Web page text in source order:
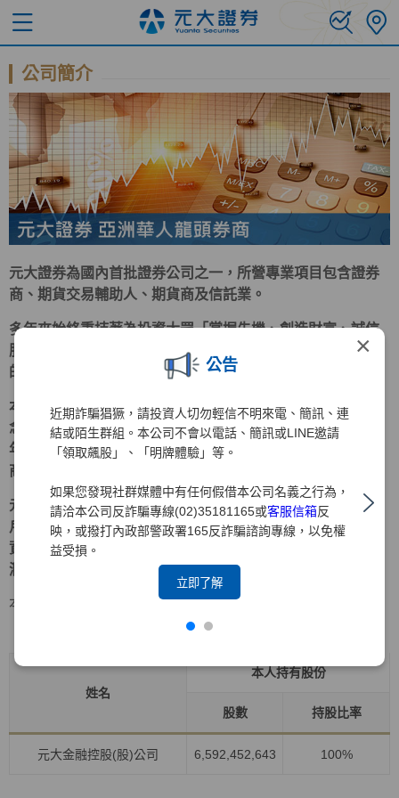
×
公告
近期詐騙猖獗，請投資人切勿輕信不明來電、簡訊、連
結或陌生群組。本公司不會以電話、簡訊或LINE邀請
「領取飆股」、「明牌體驗」等。
如果您發現社群媒體中有任何假借本公司名義之行為，
請洽本公司反詐騙專線(02)35181165或客服信箱反
映，或撥打內政部警政署165反詐騙諮詢專線，以免權
益受損。
立即了解
公司簡介
元大證券為國內首批證券公司之一，所營專業項目包含證券
商、期貨交易輔助人、期貨商及信託業。
多年來始終秉持著為投資大眾「掌握先機、創造財富、誠信
服務、保障權益」的經營理念努力。在求新求變、群策群力
的企業文化驅策下，早已成為台灣證券業的翹楚。
本著「深耕台灣、放眼國際、在地生活、全球投資」的理
念，元大證券多年來持續深耕海外市場，累積強大實力。近
年來更積極拓展兩岸三地業務，以期成為大中華區指標性券
商。
元大證券為元大金控旗下之子公司，爾後仍將持續以落實客
戶權益為職志，穩健經營、銳意革新、致力風險管理，為投
資大眾提供最完善、最周全之服務，並為客戶帶來更大的利
潤及保障 。
本人持有股份
持股比例占前十名之股東資料
姓名
本人持有股份
股數 持股比率
元大金融控股(股)公司 6,592,452,643 100%